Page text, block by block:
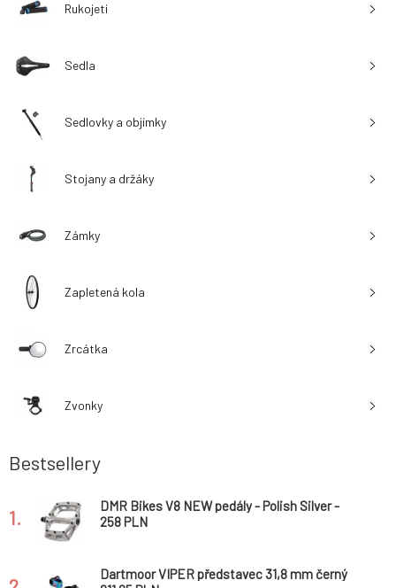
Rukojeti
Sedla
Sedlovky a objímky
Stojany a držáky
Zámky
Zapletená kola
Zrcátka
Zvonky
Bestsellery
1.
DMR Bikes V8 NEW pedály - Polish Silver -
stříbrné
258 PLN
Dartmoor VIPER představec 31,8 mm černý